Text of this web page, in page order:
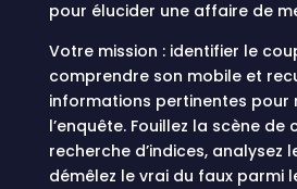
pour élucider une affaire de
Votre mission : identifier le
comprendre son mobile et
informations pertinentes pour
l’enquête. Fouillez la scène de
recherche d’indices, analysez
démêlez le vrai du faux parmi